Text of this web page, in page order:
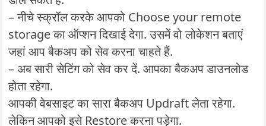
– नीचे स्क्रॉल करके आपको Choose your remote
storage का ऑप्शन दिखाई देगा. उसमें वो लोकेशन बताएं
जहां आप बैकअप को सेव करना चाहते हैं.
– अब सारी सेटिंग को सेव कर दें. आपका बैकअप डाउनलोड
होता रहेगा.
आपकी वेबसाइट का सारा बैकअप Updraft लेता रहेगा.
लेकिन आपको इसे Restore करना पड़ेगा.